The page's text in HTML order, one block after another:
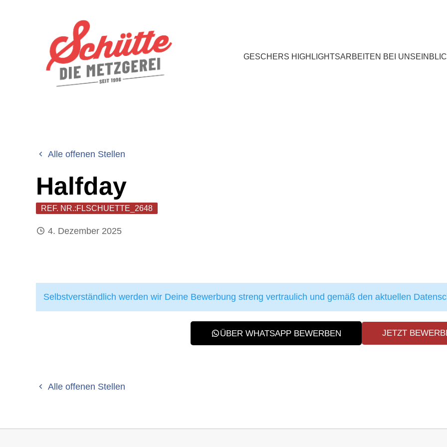
GESCHERS HIGHLIGHTSARBEITEN BEI UNS
Alle offenen Stellen
Halfday
REF. NR.:FLSCHUETTE_2648
4. Dezember 2025
Selbstverständlich werden wir Deine Bewerbung streng vertraulich und gemäß den aktuellen
ÜBER WHATSAPP BEWERBEN JETZT
Alle offenen Stellen